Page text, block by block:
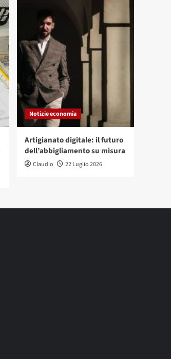
Notizie economia
Artigianato digitale: il futuro
dell’abbigliamento su misura
Claudio 22 Luglio 2026